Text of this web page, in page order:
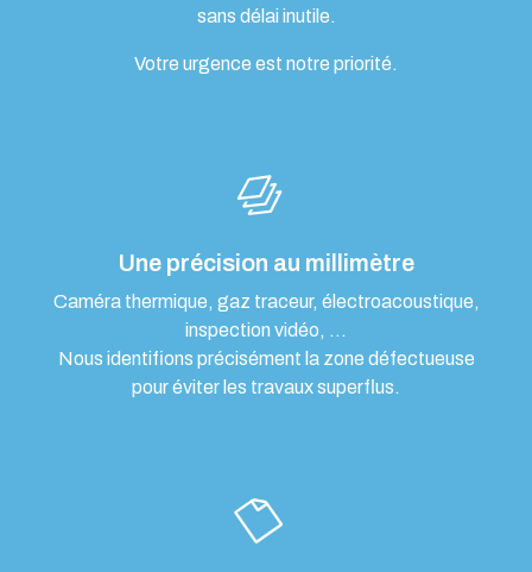
sans délai inutile.
Votre urgence est notre priorité.
Une précision au millimètre
Caméra thermique, gaz traceur, électroacoustique,
inspection vidéo, …
Nous identifions précisément la zone défectueuse
pour éviter les travaux superflus.